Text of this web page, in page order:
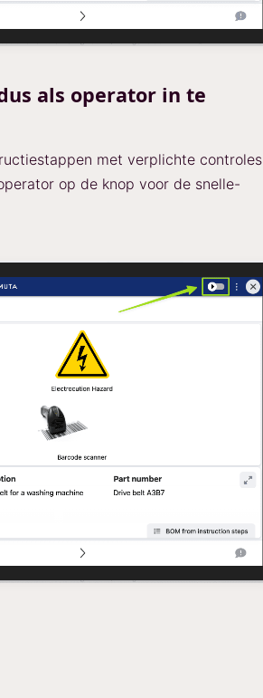
als operator in te
met verplichte controles
op de knop voor de snelle-